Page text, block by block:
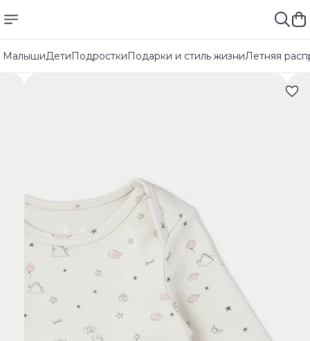
МалышиДетиПодросткиПодарки и стиль жизниЛетняя